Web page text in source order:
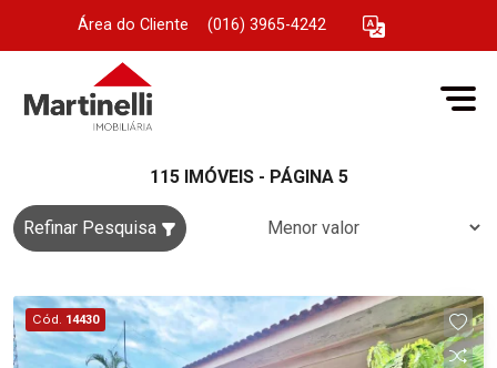
Área do Cliente (016) 3965-4242
115 IMÓVEIS - PÁGINA 5
Refinar Pesquisa
Cód. 14430